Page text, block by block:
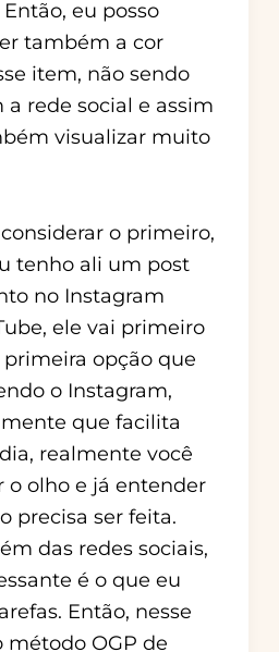
eu posso
também a cor
item, não sendo
a rede social e assim
visualizar muito
o primeiro,
tenho ali um post
no Instagram
ele vai primeiro
opção que
o Instagram,
que facilita
realmente você
o olho e já entender
precisa ser feita.
das redes sociais,
é o que eu
Então, nesse
OGP de